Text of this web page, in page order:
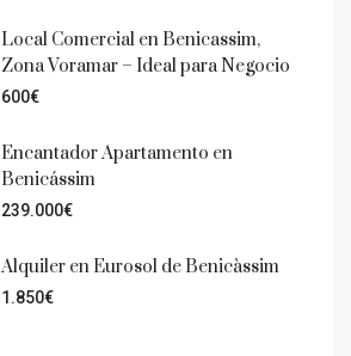
Local Comercial en Benicassim,
Zona Voramar – Ideal para Negocio
600€
Encantador Apartamento en
Benicássim
239.000€
Alquiler en Eurosol de Benicàssim
1.850€